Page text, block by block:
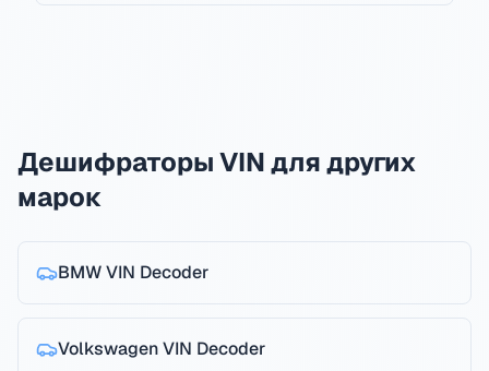
Дешифраторы VIN для других
марок
BMWVIN Decoder
VolkswagenVIN Decoder